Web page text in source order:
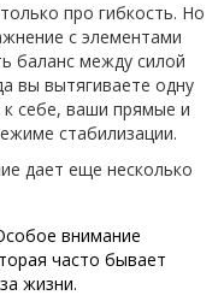
про гибкость. Но
с элементами
баланс между силой
вы вытягиваете одну
к себе, ваши прямые и
стабилизации.
дает еще несколько
внимание
часто бывает
жизни.